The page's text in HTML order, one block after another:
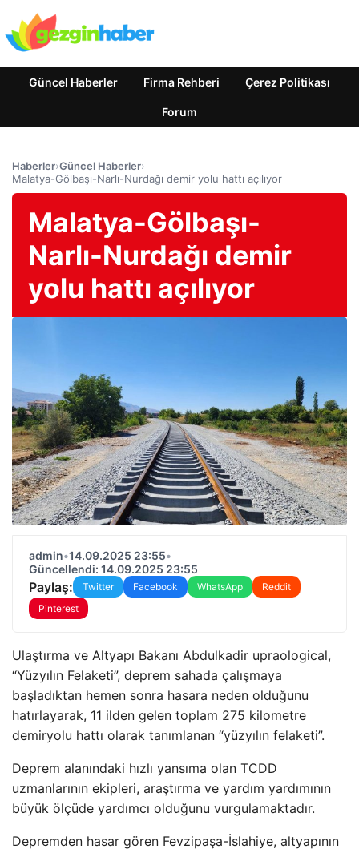
Güncel Haberler Firma Rehberi Çerez Politikası
Forum
Haberler›Güncel Haberler›
Malatya-Gölbaşı-Narlı-Nurdağı demir yolu hattı açılıyor
Malatya-Gölbaşı-
Narlı-Nurdağı demir
yolu hattı açılıyor
admin•14.09.2025 23:55•
Güncellendi: 14.09.2025 23:55
Paylaş: Twitter Facebook WhatsApp
Reddit
Pinterest
Ulaştırma ve Altyapı Bakanı Abdulkadir upraological,
“Yüzyılın Felaketi”, deprem sahada çalışmaya
başladıktan hemen sonra hasara neden olduğunu
hatırlayarak, 11 ilden gelen toplam 275 kilometre
demiryolu hattı olarak tanımlanan “yüzyılın felaketi”.
Deprem alanındaki hızlı yansıma olan TCDD
uzmanlarının ekipleri, araştırma ve yardım yardımının
büyük ölçüde yardımcı olduğunu vurgulamaktadır.
Depremden hasar gören Fevzipaşa-İslahiye, altyapının